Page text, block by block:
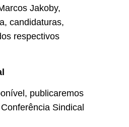
Jakoby,
candidaturas,
respectivos
publicaremos
Sindical